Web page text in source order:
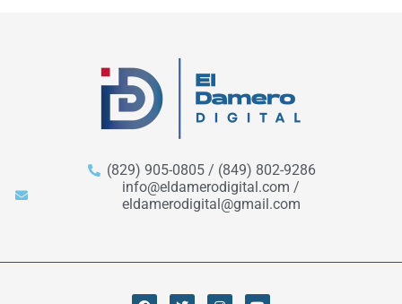
(829) 905-0805 / (849) 802-9286
info@eldamerodigital.com /
eldamerodigital@gmail.com